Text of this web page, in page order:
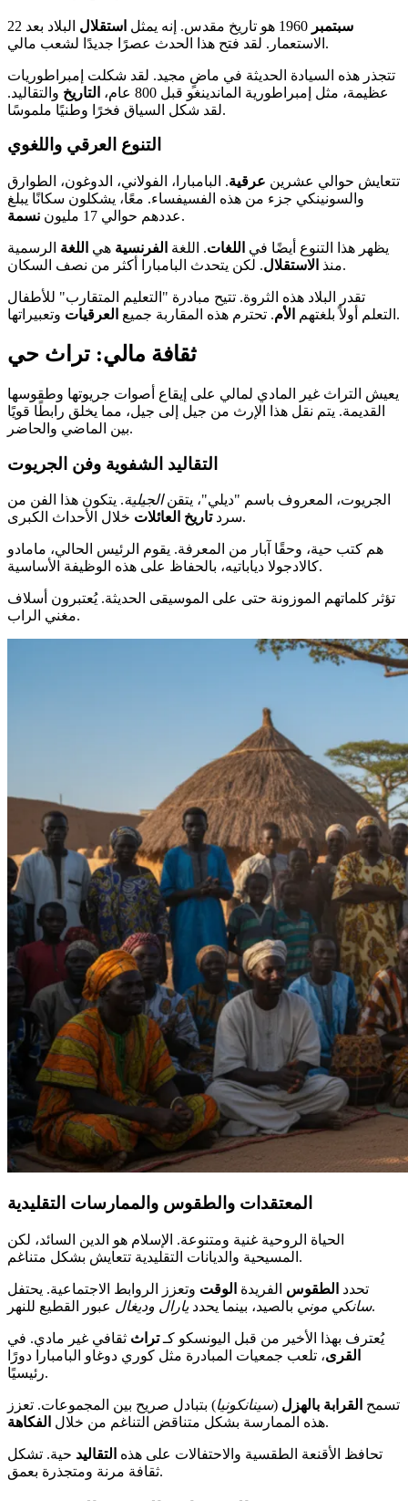
22 سبتمبر استقلال البلاد بعد
الاستعمار. لقد فتح هذا الحدث عصرًا جديدًا لشعب مالي.
تتجذر هذه السيادة الحديثة في ماضٍ مجيد. لقد شكلت إمبراطوريات
عظيمة، مثل إمبراطورية الماندينغو قبل 800 عام،
التاريخ والتقاليد.
لقد شكل السياق فخرًا وطنيًا ملموسًا.
التنوع العرقي واللغوي
تتعايش حوالي عشرين عرقية. البامبارا، الفولاني، الدوغون، الطوارق
والسونينكي جزء من هذه الفسيفساء. معًا، يشكلون سكانًا يبلغ
عددهم حوالي 17 مليون
نسمة .
يظهر هذا التنوع أيضًا في اللغات. اللغة الفرنسية هي اللغة الرسمية
منذ الاستقلال . لكن يتحدث البامبارا أكثر من نصف السكان.
تقدر البلاد هذه الثروة. تتيح مبادرة "التعليم المتقارب" للأطفال
التعلم أولاً بلغتهم الأم. تحترم هذه المقاربة جميع العرقيات وتعبيراتها.
ثقافة مالي: تراث حي
يعيش التراث غير المادي لمالي على إيقاع أصوات جريوتها وطقوسها
القديمة. يتم نقل هذا الإرث من جيل إلى جيل، مما يخلق رابطًا قويًا
بين الماضي والحاضر.
التقاليد الشفوية وفن الجريوت
الجريوت، المعروف باسم "ديلي"، يتقنالجيلية. يتكون هذا الفن من
سردتاريخ العائلات خلال الأحداث الكبرى.
هم كتب حية، وحقًا آبار من المعرفة. يقوم الرئيس الحالي، مامادو
كالادجولا دياباتيه، بالحفاظ على هذه الوظيفة الأساسية.
تؤثر كلماتهم الموزونة حتى على الموسيقى الحديثة. يُعتبرون أسلاف
مغني الراب.
المعتقدات والطقوس والممارسات التقليدية
الحياة الروحية غنية ومتنوعة. الإسلام هو الدين السائد، لكن
المسيحية والديانات التقليدية تتعايش بشكل متناغم.
تحدد الطقوس الفريدة الوقت وتعزز الروابط الاجتماعية. يحتفل
سانكي موني بالصيد، بينما يحدديارال وديغال عبور القطيع للنهر.
يُعترف بهذا الأخير من قبل اليونسكو كـتراث ثقافي غير مادي. في
القرى، تلعب جمعيات المبادرة مثل كوري دوغاو البامبارا دورًا
رئيسيًا.
تسمح القرابة بالهزل (سينانكونيا) بتبادل صريح بين المجموعات. تعزز
هذه الممارسة بشكل متناقض التناغم من خلال الفكاهة .
تحافظ الأقنعة الطقسية والاحتفالات على هذه التقاليد حية. تشكل
ثقافة مرنة ومتجذرة بعمق.